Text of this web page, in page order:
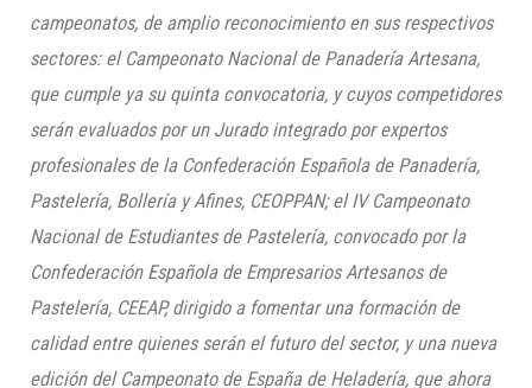
campeonatos, de amplio reconocimiento en sus respectivos
sectores: el Campeonato Nacional de Panadería Artesana,
que cumple ya su quinta convocatoria, y cuyos competidores
serán evaluados por un Jurado integrado por expertos
profesionales de la Confederación Española de Panadería,
Pastelería, Bollería y Afines, CEOPPAN; el IV Campeonato
Nacional de Estudiantes de Pastelería, convocado por la
Confederación Española de Empresarios Artesanos de
Pastelería, CEEAP, dirigido a fomentar una formación de
calidad entre quienes serán el futuro del sector, y una nueva
edición del Campeonato de España de Heladería, que ahora